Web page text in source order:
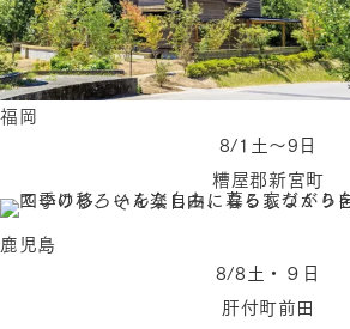
福岡
8/1土〜9日
糟屋郡新宮町
鹿児島
8/8土・９日
肝付町前田